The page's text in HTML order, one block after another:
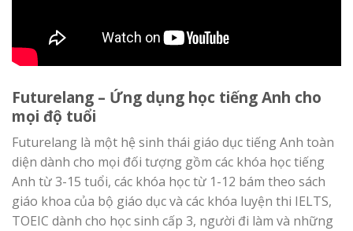
Futurelang – Ứng dụng học tiếng Anh cho
mọi độ tuổi
Futurelang là một hệ sinh thái giáo dục tiếng Anh toàn
diện dành cho mọi đối tượng gồm các khóa học tiếng
Anh từ 3-15 tuổi, các khóa học từ 1-12 bám theo sách
giáo khoa của bộ giáo dục và các khóa luyện thi IELTS,
TOEIC dành cho học sinh cấp 3, người đi làm và những